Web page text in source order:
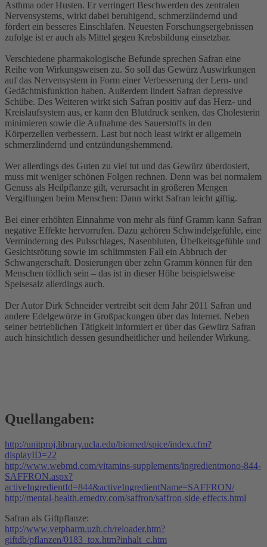
Asthma oder Husten. Er verringert Beschwerden des zentralen
Nervensystems, wirkt dabei beruhigend, schmerzlindernd und
fördert ein besseres Einschlafen. Neuesten Forschungsergebnissen
zufolge ist er auch als Mittel gegen Krebsbildung einsetzbar.
Verschiedene pharmakologische Befunde sprechen Safran eine
Reihe von Wirkungsweisen zu. So soll das Gewürz Auswirkungen
auf das Nervensystem in Form einer Verbesserung der Lern- und
Gedächtnisfunktion haben. Außerdem lindert Safran depressive
Schübe. Des Weiteren wirkt sich Safran positiv auf das Herz- und
Kreislaufsystem aus, er kann den Blutdruck senken, das Cholesterin
minimieren sowie die Aufnahme des Sauerstoffs in den
Körperzellen verbessern. Last but noch least wirkt er allgemein
schmerzlindernd und entzündungshemmend.
Wer allerdings des Guten zu viel tut und das Gewürz überdosiert,
muss mit weniger schönen Folgen rechnen. Denn was bei normalem
Genuss als Heilpflanze gilt, verursacht in größeren Mengen
Vergiftungen beim Menschen: Dann wirkt Safran leicht giftig.
Bei einer erhöhten Einnahme von mehr als fünf Gramm kann Safran
negative Effekte hervorrufen. Dazu gehören Schwindelgefühle, eine
Verminderung des Pulsschlages, Nasenbluten, Übelkeitsgefühle und
Gesichtsrötung sowie im schlimmsten Fall ein Abbruch der
Schwangerschaft. Dosierungen über zehn Gramm können für den
Menschen tödlich sein – das ist in dieser Höhe beispielsweise
Speisesalz allerdings auch.
Der Autor Dirk Schneider vertreibt seit dem Jahr 2011 Safran und
andere Edelgewürze in Großpackungen über das Internet. Neben
seiner betrieblichen Tätigkeit informiert er über das Gewürz Safran
auch hinsichtlich dessen gesundheitlicher und heilender Wirkung.
Quellangaben:
http://unitproj.library.ucla.edu/biomed/spice/index.cfm?
displayID=22
http://www.webmd.com/vitamins-supplements/ingredientmono-844-
SAFFRON.aspx?
activeIngredientId=844&activeIngredientName=SAFFRON/
http://mental-health.emedtv.com/saffron/saffron-side-effects.html
Safran als Giftpflanze:
http://www.vetpharm.uzh.ch/reloader.htm?
giftdb/pflanzen/0183_tox.htm?inhalt_c.htm